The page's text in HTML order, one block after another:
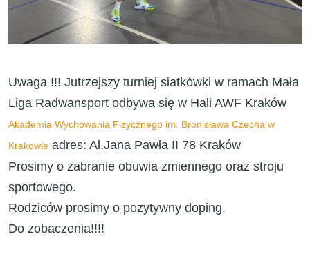
Uwaga !!! Jutrzejszy turniej siatkówki w ramach Mała
Liga Radwansport odbywa się w Hali AWF Kraków
Akademia Wychowania Fizycznego im. Bronisława Czecha w
Krakowie adres: Al.Jana Pawła II 78 Kraków
Prosimy o zabranie obuwia zmiennego oraz stroju
sportowego.
Rodziców prosimy o pozytywny doping.
Do zobaczenia!!!!